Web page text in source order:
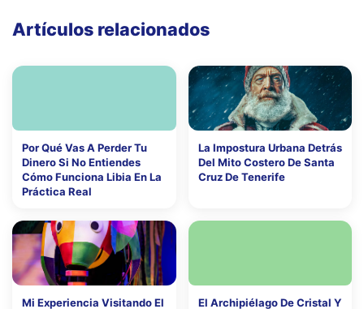
Artículos relacionados
Por Qué Vas A Perder Tu
Dinero Si No Entiendes
Cómo Funciona Libia En La
Práctica Real
La Impostura Urbana Detrás
Del Mito Costero De Santa
Cruz De Tenerife
Mi Experiencia Visitando El El Archipiélago De Cristal Y